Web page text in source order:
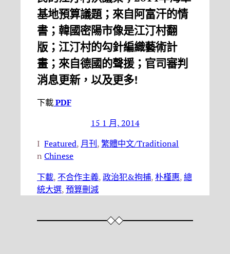
基地預算議題；來自阿富汗的情
書；韓國密陽市像是江汀村翻
版；江汀村的勾針編織藝術計
畫；來自德國的聲援；官司審判
消息更新，以及更多!
下載PDF
15 1 月, 2014
I
n
Featured, 月刊, 繁體中文/Traditional
Chinese
下載, 不合作主義, 政治犯&拘捕, 朴槿惠, 總
統大選, 預算刪減